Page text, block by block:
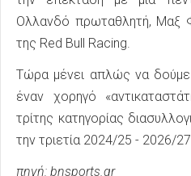
Ολλανδό πρωταθλητή, Μαξ
της Red Bull Racing.
Τώρα μένει απλώς να δούμε
έναν χορηγό
τρίτης κατηγορίας
την τριετία 2024/25 - 2026/
πηγή: bnsports.gr